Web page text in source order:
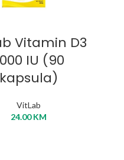
Vitamin D3
IU (90
kapsula)
VitLab
24.00KM